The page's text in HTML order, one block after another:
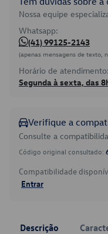
Nossa equipe
Whatsapp:
(41) 99125-2143
(apenas mensagens de texto,
Horário de atendimento:
Segunda à sexta, das
Verifique a
Consulte a
Código original consultado:
Compatibilidade
Entrar
Descrição